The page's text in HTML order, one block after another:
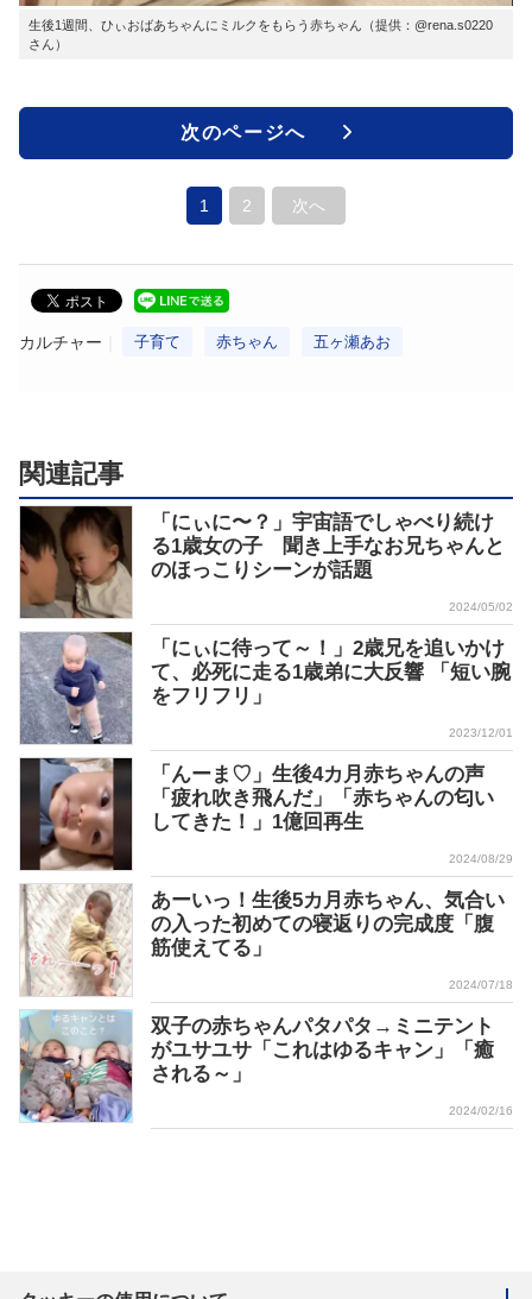
生後1週間、ひぃおばあちゃんにミルクをもらう赤ちゃん（提供：@rena.s0220
さん）
次のページへ
1 2 次へ
カルチャー 子育て 赤ちゃん 五ヶ瀬あお
関連記事
「にぃに〜？」宇宙語でしゃべり続け
る1歳女の子 聞き上手なお兄ちゃんと
のほっこりシーンが話題
2024/05/02
「にぃに待って～！」2歳兄を追いかけ
て、必死に走る1歳弟に大反響 「短い腕
をフリフリ」
2023/12/01
「んーま♡」生後4カ月赤ちゃんの声
「疲れ吹き飛んだ」「赤ちゃんの匂い
してきた！」1億回再生
2024/08/29
あーいっ！生後5カ月赤ちゃん、気合い
の入った初めての寝返りの完成度「腹
筋使えてる」
2024/07/18
双子の赤ちゃんパタパタ→ミニテント
がユサユサ「これはゆるキャン」「癒
される～」
2024/02/16